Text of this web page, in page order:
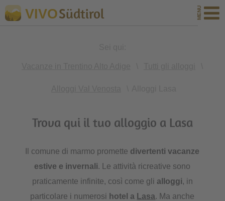
VIVOSüdtirol
Trova qui il tuo alloggio a Lasa
Il comune di marmo promette divertenti vacanze
estive e invernali. Le attività ricreative sono
praticamente infinite, così come gli alloggi, in
particolare i numerosi hotel a Lasa. Ma anche